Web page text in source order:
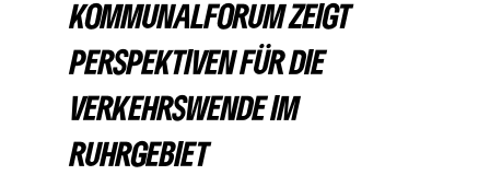
KOMMU­NAL­FORUM ZEIGT
PERSPEK­TIVEN FÜR DIE
VERKEHRS­WENDE IM
RUHRGEBIET